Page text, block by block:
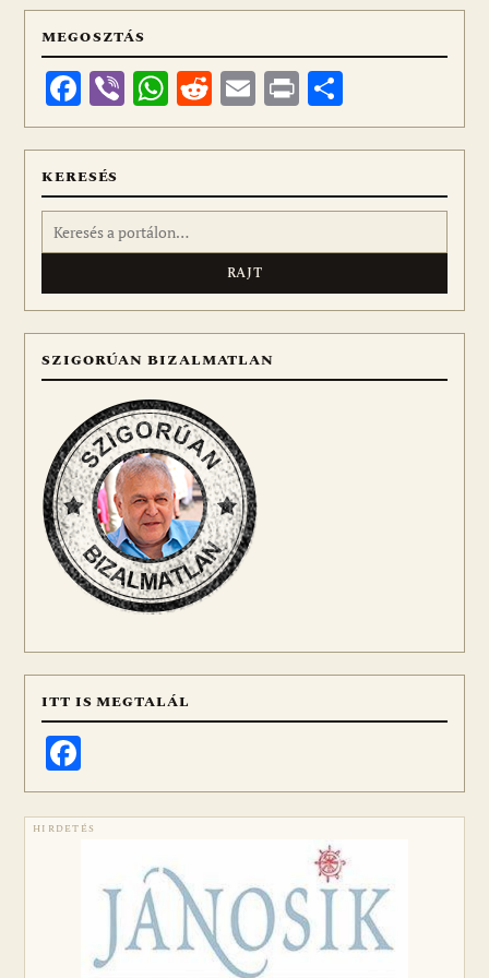
MEGOSZTÁS
Facebook
ViberWhatsApp
Reddit
Email
Print
meg
KERESÉS
Keresés:
SZIGORÚAN BIZALMATLAN
ITT IS MEGTALÁL
HIRDETÉS